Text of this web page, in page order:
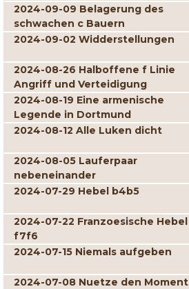
2024-09-09 Belagerung des
schwachen c Bauern
2024-09-02 Widderstellungen
2024-08-26 Halboffene f Linie
Angriff und Verteidigung
2024-08-19 Eine armenische
Legende in Dortmund
2024-08-12 Alle Luken dicht
2024-08-05 Lauferpaar
nebeneinander
2024-07-29 Hebel b4b5
2024-07-22 Franzoesische Hebel
f7f6
2024-07-15 Niemals aufgeben
2024-07-08 Nuetze den Moment